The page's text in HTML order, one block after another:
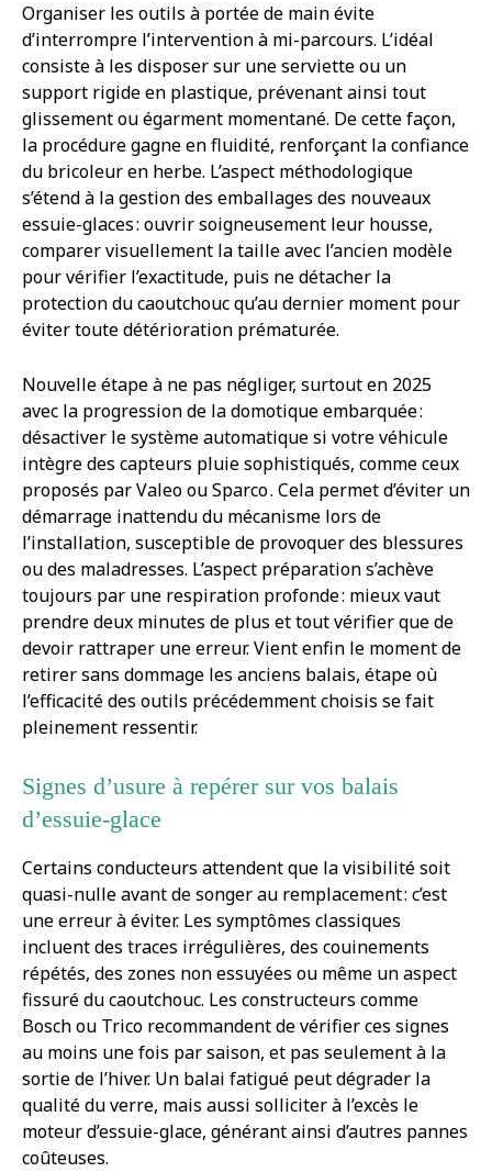
Organiser les outils à portée de main évite
d’interrompre l’intervention à mi-parcours. L’idéal
consiste à les disposer sur une serviette ou un
support rigide en plastique, prévenant ainsi tout
glissement ou égarment momentané. De cette façon,
la procédure gagne en fluidité, renforçant la confiance
du bricoleur en herbe. L’aspect méthodologique
s’étend à la gestion des emballages des nouveaux
essuie-glaces : ouvrir soigneusement leur housse,
comparer visuellement la taille avec l’ancien modèle
pour vérifier l’exactitude, puis ne détacher la
protection du caoutchouc qu’au dernier moment pour
éviter toute détérioration prématurée.
Nouvelle étape à ne pas négliger, surtout en 2025
avec la progression de la domotique embarquée :
désactiver le système automatique si votre véhicule
intègre des capteurs pluie sophistiqués, comme ceux
proposés par Valeo ou Sparco . Cela permet d’éviter un
démarrage inattendu du mécanisme lors de
l’installation, susceptible de provoquer des blessures
ou des maladresses. L’aspect préparation s’achève
toujours par une respiration profonde : mieux vaut
prendre deux minutes de plus et tout vérifier que de
devoir rattraper une erreur. Vient enfin le moment de
retirer sans dommage les anciens balais, étape où
l’efficacité des outils précédemment choisis se fait
pleinement ressentir.
Signes d’usure à repérer sur vos balais
d’essuie-glace
Certains conducteurs attendent que la visibilité soit
quasi-nulle avant de songer au remplacement : c’est
une erreur à éviter. Les symptômes classiques
incluent des traces irrégulières, des couinements
répétés, des zones non essuyées ou même un aspect
fissuré du caoutchouc. Les constructeurs comme
Bosch ou Trico recommandent de vérifier ces signes
au moins une fois par saison, et pas seulement à la
sortie de l’hiver. Un balai fatigué peut dégrader la
qualité du verre, mais aussi solliciter à l’excès le
moteur d’essuie-glace, générant ainsi d’autres pannes
coûteuses.